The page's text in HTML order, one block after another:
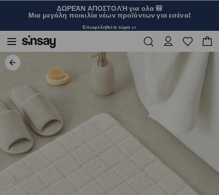
ΔΩΡΕΆΝ ΑΠΟΣΤΟΛΉ για ολα 🎒
Μια μεγάλη ποικιλία νέων προϊόντων για εσένα!
Επωφεληθείτε τώρα >>